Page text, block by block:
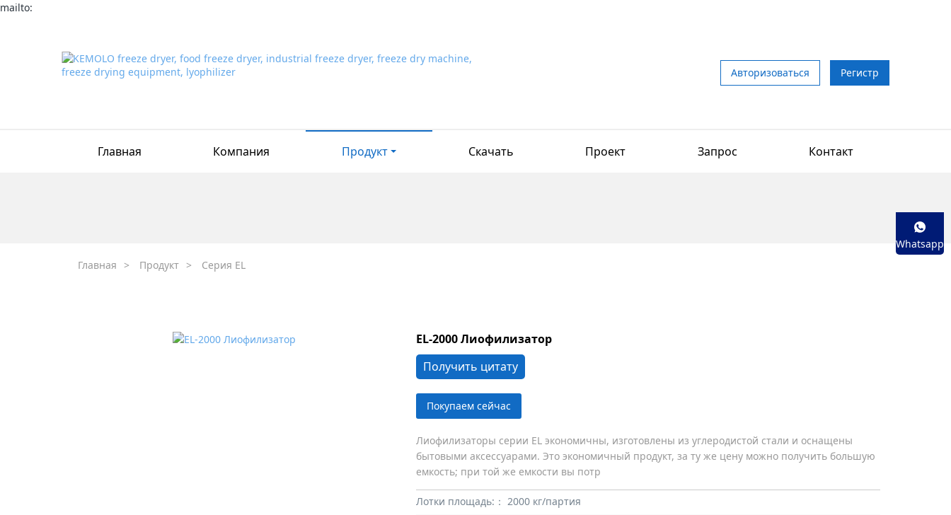
mailto:
Авторизоваться Регистр
Главная Компания Продукт Скачать Проект Запрос Контакт
Главная > Продукт > Серия EL
EL-2000 Лиофилизатор
Получить цитату
Покупаем сейчас
Лиофилизаторы серии EL экономичны, изготовлены из углеродистой стали и оснащены
бытовыми аксессуарами. Это экономичный продукт, за ту же цену можно получить большую
емкость; при той же емкости вы потр
Лотки площадь:： 2000 кг/партия
Whatsapp